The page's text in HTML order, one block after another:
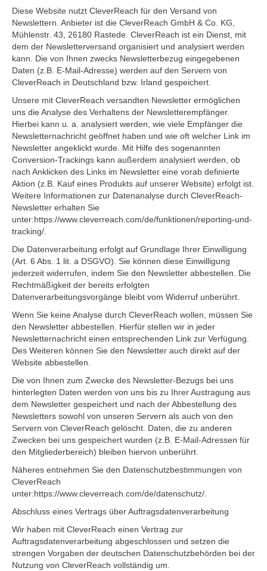
Diese Website nutzt CleverReach für den Versand von
Newslettern. Anbieter ist die CleverReach GmbH & Co. KG,
Mühlenstr. 43, 26180 Rastede. CleverReach ist ein Dienst, mit
dem der Newsletterversand organisiert und analysiert werden
kann. Die von Ihnen zwecks Newsletterbezug eingegebenen
Daten (z.B. E-Mail-Adresse) werden auf den Servern von
CleverReach in Deutschland bzw. Irland gespeichert.
Unsere mit CleverReach versandten Newsletter ermöglichen
uns die Analyse des Verhaltens der Newsletterempfänger.
Hierbei kann u. a. analysiert werden, wie viele Empfänger die
Newsletternachricht geöffnet haben und wie oft welcher Link im
Newsletter angeklickt wurde. Mit Hilfe des sogenannten
Conversion-Trackings kann außerdem analysiert werden, ob
nach Anklicken des Links im Newsletter eine vorab definierte
Aktion (z.B. Kauf eines Produkts auf unserer Website) erfolgt ist.
Weitere Informationen zur Datenanalyse durch CleverReach-
Newsletter erhalten Sie
unter:https://www.cleverreach.com/de/funktionen/reporting-und-
tracking/.
Die Datenverarbeitung erfolgt auf Grundlage Ihrer Einwilligung
(Art. 6 Abs. 1 lit. a DSGVO). Sie können diese Einwilligung
jederzeit widerrufen, indem Sie den Newsletter abbestellen. Die
Rechtmäßigkeit der bereits erfolgten
Datenverarbeitungsvorgänge bleibt vom Widerruf unberührt.
Wenn Sie keine Analyse durch CleverReach wollen, müssen Sie
den Newsletter abbestellen. Hierfür stellen wir in jeder
Newsletternachricht einen entsprechenden Link zur Verfügung.
Des Weiteren können Sie den Newsletter auch direkt auf der
Website abbestellen.
Die von Ihnen zum Zwecke des Newsletter-Bezugs bei uns
hinterlegten Daten werden von uns bis zu Ihrer Austragung aus
dem Newsletter gespeichert und nach der Abbestellung des
Newsletters sowohl von unseren Servern als auch von den
Servern von CleverReach gelöscht. Daten, die zu anderen
Zwecken bei uns gespeichert wurden (z.B. E-Mail-Adressen für
den Mitgliederbereich) bleiben hiervon unberührt.
Näheres entnehmen Sie den Datenschutzbestimmungen von
CleverReach
unter:https://www.cleverreach.com/de/datenschutz/.
Abschluss eines Vertrags über Auftragsdatenverarbeitung
Wir haben mit CleverReach einen Vertrag zur
Auftragsdatenverarbeitung abgeschlossen und setzen die
strengen Vorgaben der deutschen Datenschutzbehörden bei der
Nutzung von CleverReach vollständig um.